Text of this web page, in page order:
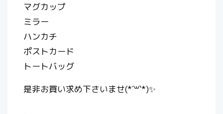
マグカップ
ミラー
ハンカチ
ポストカード
トートバッグ
是非お買い求め下さいませ(*´꒳`*)✨